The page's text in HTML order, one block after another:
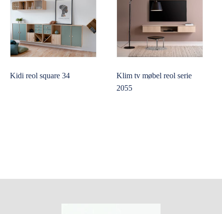
Kidi reol square 34
Klim tv møbel reol serie
2055